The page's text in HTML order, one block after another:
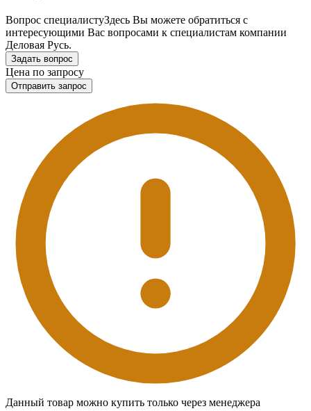
Вопрос специалистуЗдесь Вы можете обратиться с
интересующими Вас вопросами к специалистам компании
Деловая Русь.
Задать вопрос
Цена по запросу
Отправить запрос
Данный товар можно купить только через менеджера